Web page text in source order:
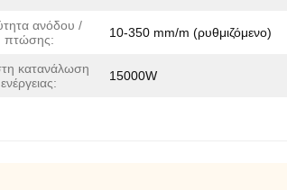
ανόδου /
πτώσης:
10-350 mm/m (ρυθμιζόμενο)
κατανάλωση
ενέργειας:
15000W